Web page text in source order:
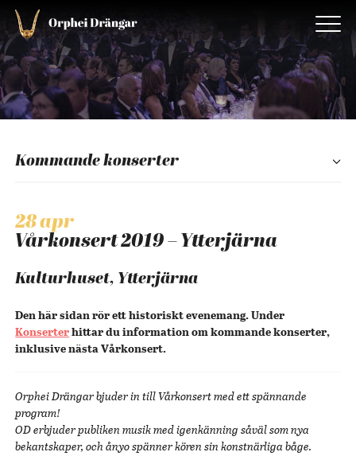
Kommande konserter
28 apr
Vårkonsert 2019 – Ytterjärna
Kulturhuset, Ytterjärna
Den här sidan rör ett historiskt evenemang. Under
Konserterhittar du information om kommande konserter,
inklusive nästa Vårkonsert.
Orphei Drängar bjuder in till Vårkonsert med ett spännande
program!
OD erbjuder publiken musik med igenkänning såväl som nya
bekantskaper, och ånyo spänner kören sin konstnärliga båge.